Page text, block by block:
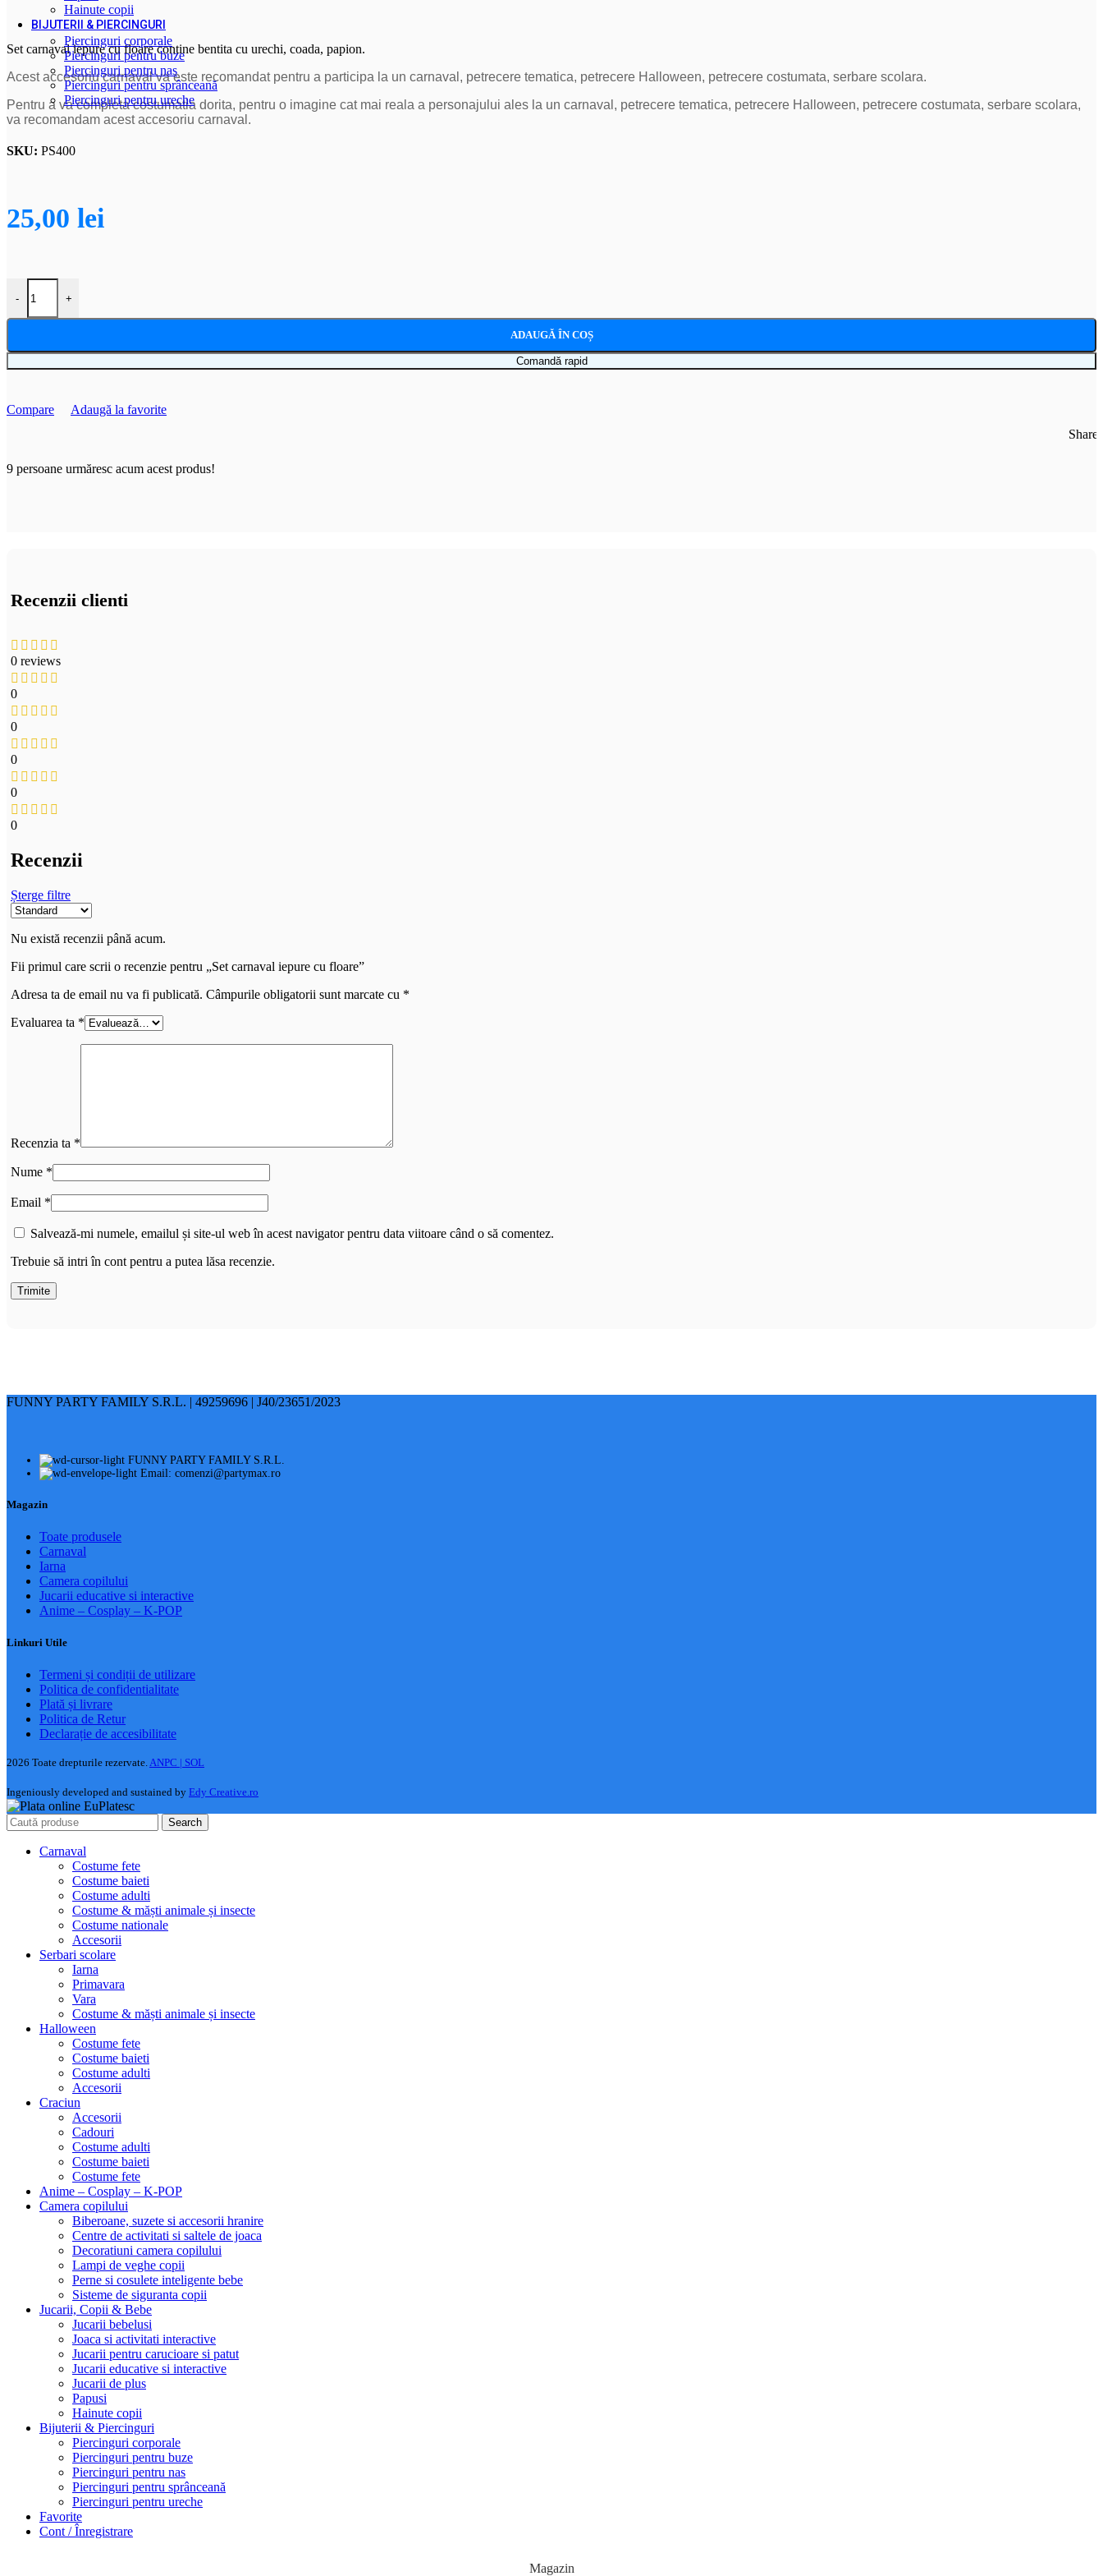
Hainute copii
BIJUTERII & PIERCINGURI
Piercinguri corporale
Piercinguri pentru buze
Piercinguri pentru nas
Piercinguri pentru sprânceană
Piercinguri pentru ureche
Set carnaval iepure cu floare contine bentita cu urechi, coada, papion.
Acest accesoriu carnaval va este recomandat pentru a participa la un carnaval, petrecere tematica, petrecere Halloween, petrecere costumata, serbare scolara.
Pentru a va completa costumatia dorita, pentru o imagine cat mai reala a personajului ales la un carnaval, petrecere tematica, petrecere Halloween, petrecere costumata, serbare scolara,
va recomandam acest accesoriu carnaval.
SKU: PS400
25,00 lei
- +
ADAUGĂ ÎN COȘ
Comandă rapid
Compare
Adaugă la favorite
Share:
9 persoane urmăresc acum acest produs!
Recenzii clienti
0 reviews
0
0
0
0
0
Recenzii
Șterge filtre
Nu există recenzii până acum.
Fii primul care scrii o recenzie pentru „Set carnaval iepure cu floare”
Adresa ta de email nu va fi publicată. Câmpurile obligatorii sunt marcate cu *
Evaluarea ta *
Recenzia ta *
Nume *
Email *
Salvează-mi numele, emailul și site-ul web în acest navigator pentru data viitoare când o să comentez.
Trebuie să intri în cont pentru a putea lăsa recenzie.
FUNNY PARTY FAMILY S.R.L. | 49259696 | J40/23651/2023
FUNNY PARTY FAMILY S.R.L.
Email: comenzi@partymax.ro
Magazin
Toate produsele
Carnaval
Iarna
Camera copilului
Jucarii educative si interactive
Anime – Cosplay – K‑POP
Linkuri Utile
Termeni și condiții de utilizare
Politica de confidentialitate
Plată și livrare
Politica de Retur
Declarație de accesibilitate
2026 Toate drepturile rezervate.ANPC | SOL
Ingeniously developed and sustained by Edy Creative.ro
Search
Carnaval
Costume fete
Costume baieti
Costume adulti
Costume & măști animale și insecte
Costume nationale
Accesorii
Serbari scolare
Iarna
Primavara
Vara
Costume & măști animale și insecte
Halloween
Costume fete
Costume baieti
Costume adulti
Accesorii
Craciun
Accesorii
Cadouri
Costume adulti
Costume baieti
Costume fete
Anime – Cosplay – K‑POP
Camera copilului
Biberoane, suzete si accesorii hranire
Centre de activitati si saltele de joaca
Decoratiuni camera copilului
Lampi de veghe copii
Perne si cosulete inteligente bebe
Sisteme de siguranta copii
Jucarii, Copii & Bebe
Jucarii bebelusi
Joaca si activitati interactive
Jucarii pentru carucioare si patut
Jucarii educative si interactive
Jucarii de plus
Papusi
Hainute copii
Bijuterii & Piercinguri
Piercinguri corporale
Piercinguri pentru buze
Piercinguri pentru nas
Piercinguri pentru sprânceană
Piercinguri pentru ureche
Favorite
Cont / Înregistrare
Magazin